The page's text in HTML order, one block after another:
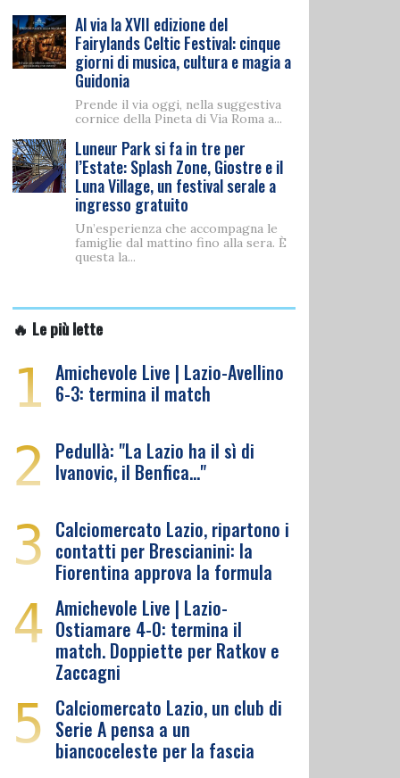
Al via la XVII edizione del
Fairylands Celtic Festival: cinque
giorni di musica, cultura e magia a
Guidonia
Prende il via oggi, nella suggestiva
cornice della Pineta di Via Roma a...
Luneur Park si fa in tre per
l’Estate: Splash Zone, Giostre e il
Luna Village, un festival serale a
ingresso gratuito
Un’esperienza che accompagna le
famiglie dal mattino fino alla sera. È
questa la...
🔥 Le più lette
1 Amichevole Live | Lazio-Avellino
6-3: termina il match
2 Pedullà: "La Lazio ha il sì di
Ivanovic, il Benfica…"
3 Calciomercato Lazio, ripartono i
contatti per Brescianini: la
Fiorentina approva la formula
4 Amichevole Live | Lazio-
Ostiamare 4-0: termina il
match. Doppiette per Ratkov e
Zaccagni
5 Calciomercato Lazio, un club di
Serie A pensa a un
biancoceleste per la fascia